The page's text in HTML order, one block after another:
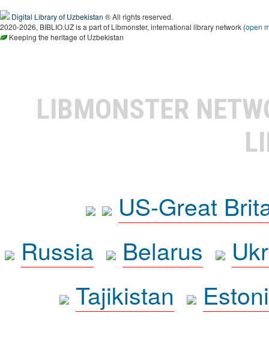
Digital Library of Uzbekistan ® All rights reserved.
2020-2026, BIBLIO.UZ is a part of Libmonster, international library network (open
Keeping the heritage of Uzbekistan
LIBMONSTER
US-Great
Russia
Belarus
Tajikistan